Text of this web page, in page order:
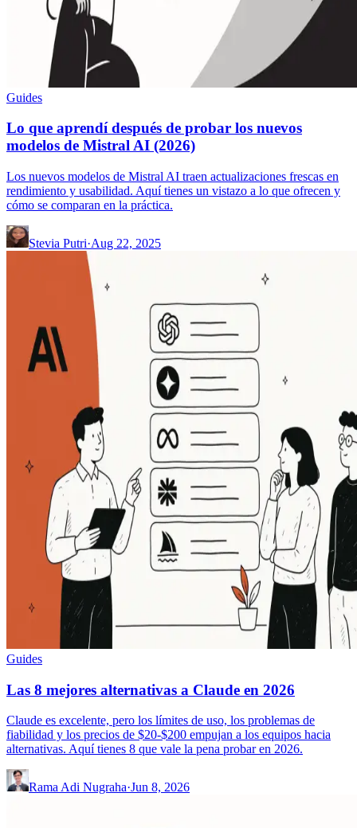
Guides
Lo que aprendí después de probar los nuevos
modelos de Mistral AI (2026)
Los nuevos modelos de Mistral AI traen actualizaciones frescas en
rendimiento y usabilidad. Aquí tienes un vistazo a lo que ofrecen y
cómo se comparan en la práctica.
Stevia Putri·Aug 22, 2025
Guides
Las 8 mejores alternativas a Claude en 2026
Claude es excelente, pero los límites de uso, los problemas de
fiabilidad y los precios de $20-$200 empujan a los equipos hacia
alternativas. Aquí tienes 8 que vale la pena probar en 2026.
Rama Adi Nugraha·Jun 8, 2026